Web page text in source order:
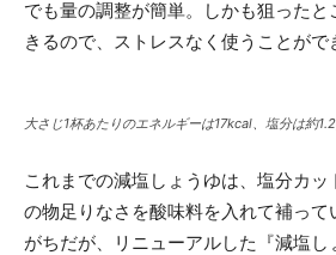
でも量の調整が簡単。しかも狙った
きるので、ストレスなく使うことがで
大さじ1杯あたりのエネルギーは17kcal、塩分は約
これまでの減塩しょうゆは、塩分カ
の物足りなさを酸味料を入れて補って
がちだが、リニューアルした『減塩し